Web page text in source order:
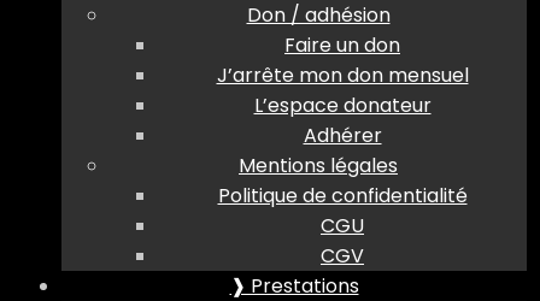
Don / adhésion
Faire un don
J’arrête mon don mensuel
L’espace donateur
Adhérer
Mentions légales
Politique de confidentialité
CGU
CGV
❱ Prestations